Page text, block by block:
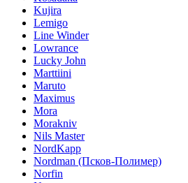
Kujira
Lemigo
Line Winder
Lowrance
Lucky John
Marttiini
Maruto
Maximus
Mora
Morakniv
Nils Master
NordKapp
Nordman (Псков-Полимер)
Norfin